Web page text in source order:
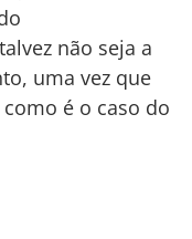
não seja a
uma vez que
é o caso do